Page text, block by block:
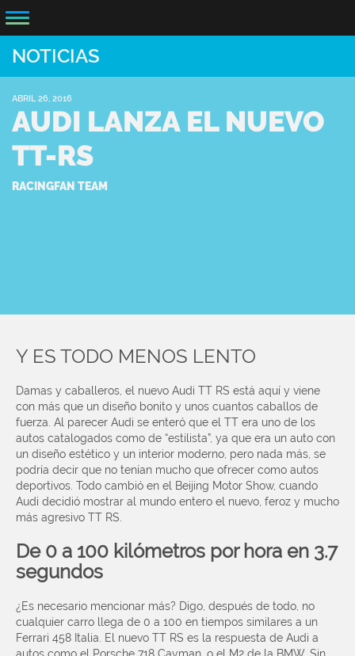
NOTICIAS
ABRIL 26, 2016
AUDI LANZA EL NUEVO
TT-RS
RACINGFAN TEAM
Y ES TODO MENOS LENTO
Damas y caballeros, el nuevo Audi TT RS está aquí y viene
con más que un diseño bonito y unos cuantos caballos de
fuerza. Al parecer Audi se enteró que el TT era uno de los
autos catalogados como de “estilista”, ya que era un auto con
un diseño estético y un interior moderno, pero nada más, se
podría decir que no tenían mucho que ofrecer como autos
deportivos. Todo cambió en el Beijing Motor Show, cuando
Audi decidió mostrar al mundo entero el nuevo, feroz y mucho
más agresivo TT RS.
De 0 a 100 kilómetros por hora en 3.7
segundos
¿Es necesario mencionar más? Digo, después de todo, no
cualquier carro llega de 0 a 100 en tiempos similares a un
Ferrari 458 Italia.
El nuevo TT RS es la respuesta de Audi a